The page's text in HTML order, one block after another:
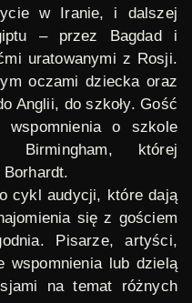
w Iranie, i dalszej
– przez Bagdad i
uratowanymi z Rosji.
oczami dziecka oraz
Anglii, do szkoły. Gość
wspomnienia o szkole
Birmingham, której
cykl audycji, które dają
się z gościem
Pisarze, artyści,
wspomnienia lub dzielą
na temat różnych